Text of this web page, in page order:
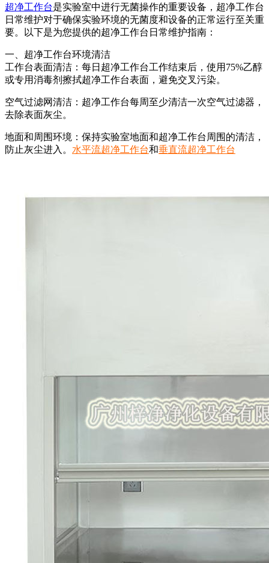
超净工作台是实验室中进行无菌操作的重要设备，超净工作台
日常维护对于确保实验环境的无菌度和设备的正常运行至关重
要。以下是为您提供的超净工作台日常维护指南：
一、超净工作台环境清洁
工作台表面清洁：每日超净工作台工作结束后，使用75%乙醇
或专用消毒剂擦拭超净工作台表面，避免交叉污染。
空气过滤网清洁：超净工作台每周至少清洁一次空气过滤器，
去除表面灰尘。
地面和周围环境：保持实验室地面和超净工作台周围的清洁，
防止灰尘进入。 水平流超净工作台和垂直流超净工作台